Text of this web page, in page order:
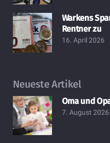
Warkens
Rentner zu
16. April 2026
Neueste Artikel
Oma und
7. August 2026